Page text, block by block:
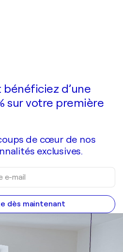
d’une
sur votre première
de cœur de nos
exclusives.
dès maintenant